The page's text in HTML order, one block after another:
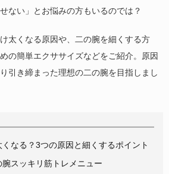
ない」とお悩みの方もいるのでは？
太くなる原因や、二の腕を細くする方
の簡単エクササイズなどをご紹介。原因
引き締まった理想の二の腕を目指しまし
なる？3つの原因と細くするポイント
スッキリ筋トレメニュー